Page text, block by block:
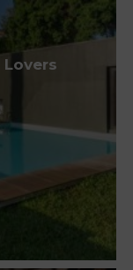
Lovers